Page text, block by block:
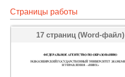
Страницы работы
17 страниц (Word-файл)